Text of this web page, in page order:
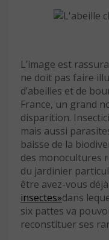
L’image est
ne doit pas faire
d’abeilles et de
France, un grand
disparition.
mais aussi
baisse de la
des monocultures
du jardinier
être avez-vous
insectes»dans
six pattes va
reconstituer ses